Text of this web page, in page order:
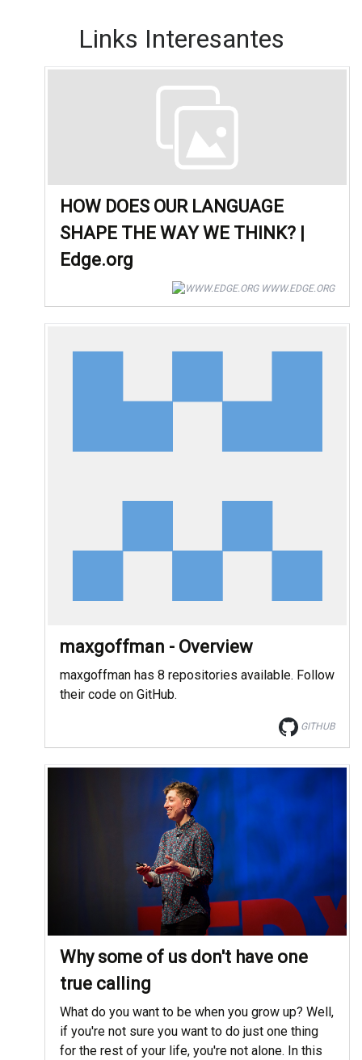
Links Interesantes
HOW DOES OUR LANGUAGE
SHAPE THE WAY WE THINK? |
Edge.org
WWW.EDGE.ORG
maxgoffman - Overview
maxgoffman has 8 repositories available. Follow
their code on GitHub.
GITHUB
Why some of us don't have one
true calling
What do you want to be when you grow up? Well,
if you're not sure you want to do just one thing
for the rest of your life, you're not alone. In this